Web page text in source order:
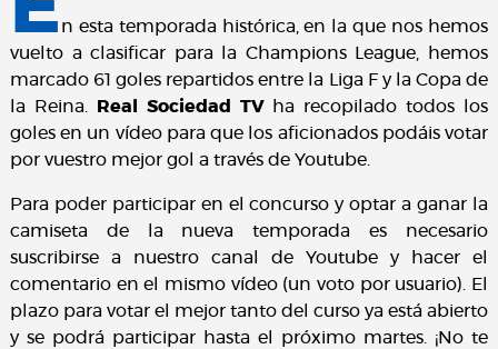
n esta temporada histórica, en la que nos hemos
vuelto a clasificar para la Champions League, hemos
marcado 61 goles repartidos entre la Liga F y la Copa de
la Reina.
Real Sociedad TVha recopilado todos los
goles en un vídeo para que los aficionados podáis votar
por vuestro mejor gol a través de Youtube.
Para poder participar en el concurso y optar a ganar la
camiseta de la nueva temporada es necesario
suscribirse a nuestro canal de Youtube y hacer el
comentario en el mismo vídeo (un voto por usuario). El
plazo para votar el mejor tanto del curso ya está abierto
y se podrá participar hasta el próximo martes. ¡No te